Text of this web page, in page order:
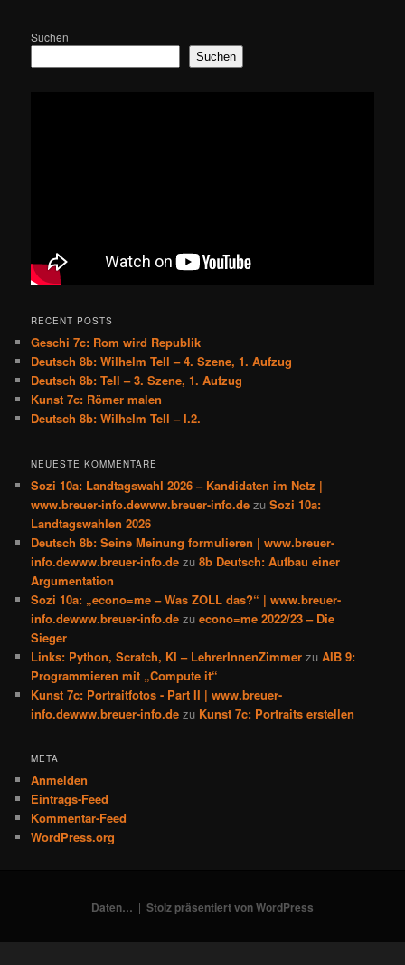
Suchen
Suchen
RECENT POSTS
Geschi 7c: Rom wird Republik
Deutsch 8b: Wilhelm Tell – 4. Szene, 1. Aufzug
Deutsch 8b: Tell – 3. Szene, 1. Aufzug
Kunst 7c: Römer malen
Deutsch 8b: Wilhelm Tell – I.2.
NEUESTE KOMMENTARE
Sozi 10a: Landtagswahl 2026 – Kandidaten im Netz |
www.breuer-info.dewww.breuer-info.de zuSozi 10a:
Landtagswahlen 2026
Deutsch 8b: Seine Meinung formulieren | www.breuer-
info.dewww.breuer-info.de zu8b Deutsch: Aufbau einer
Argumentation
Sozi 10a: „econo=me – Was ZOLL das?“ | www.breuer-
info.dewww.breuer-info.de zuecono=me 2022/23 – Die
Sieger
Links: Python, Scratch, KI – LehrerInnenZimmer zuAIB 9:
Programmieren mit „Compute it“
Kunst 7c: Portraitfotos - Part II | www.breuer-
info.dewww.breuer-info.de zu Kunst 7c: Portraits erstellen
META
Anmelden
Eintrags-Feed
Kommentar-Feed
WordPress.org
Daten… Stolz präsentiert von WordPress